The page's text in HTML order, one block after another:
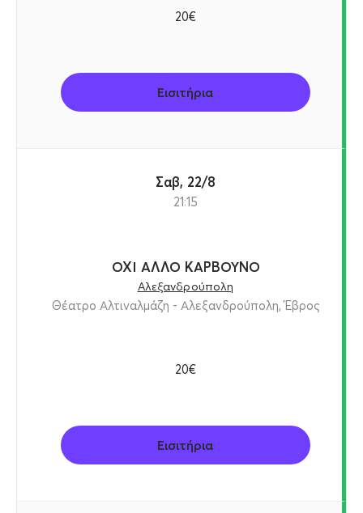
20€
Εισιτήρια
Σαβ, 22/8
21:15
ΟΧΙ ΑΛΛΟ ΚΑΡΒΟΥΝΟ
Αλεξανδρούπολη
Θέατρο Αλτιναλμάζη - Αλεξανδρούπολη, Έβρος
20€
Εισιτήρια